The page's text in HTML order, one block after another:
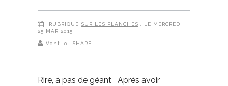
RUBRIQUE SUR LES PLANCHES
, LE MERCREDI
25 MAR 2015
Ventilo SHARE
Rire, à pas de géant Après avoir